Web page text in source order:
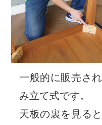
一般的に販売さ
み立て式です。
天板の裏を見る